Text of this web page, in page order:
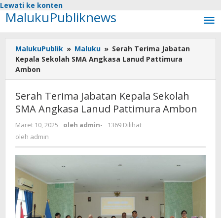
Lewati ke konten
MalukuPubliknews
MalukuPublik » Maluku » Serah Terima Jabatan
Kepala Sekolah SMA Angkasa Lanud Pattimura
Ambon
Serah Terima Jabatan Kepala Sekolah
SMA Angkasa Lanud Pattimura Ambon
Maret 10, 2025 oleh admin-
1369 Dilihat
oleh admin